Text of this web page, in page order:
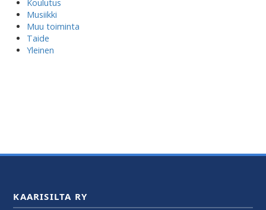
Koulutus
Musiikki
Muu toiminta
Taide
Yleinen
KAARISILTA RY